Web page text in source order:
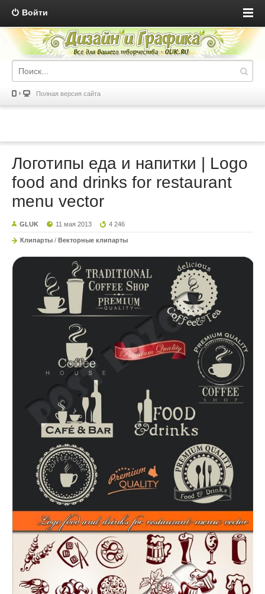
Войти
Полная версия сайта
Логотипы еда и напитки | Logo
food and drinks for restaurant
menu vector
GLUK 11 мая 2013 4 246
Клипарты / Векторные клипарты